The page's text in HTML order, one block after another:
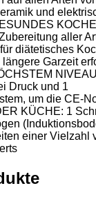
und
aller
diätetisches
Garzeit
Druck und 1
um die CE-
KÜCHE: 1
einer Vielzahl